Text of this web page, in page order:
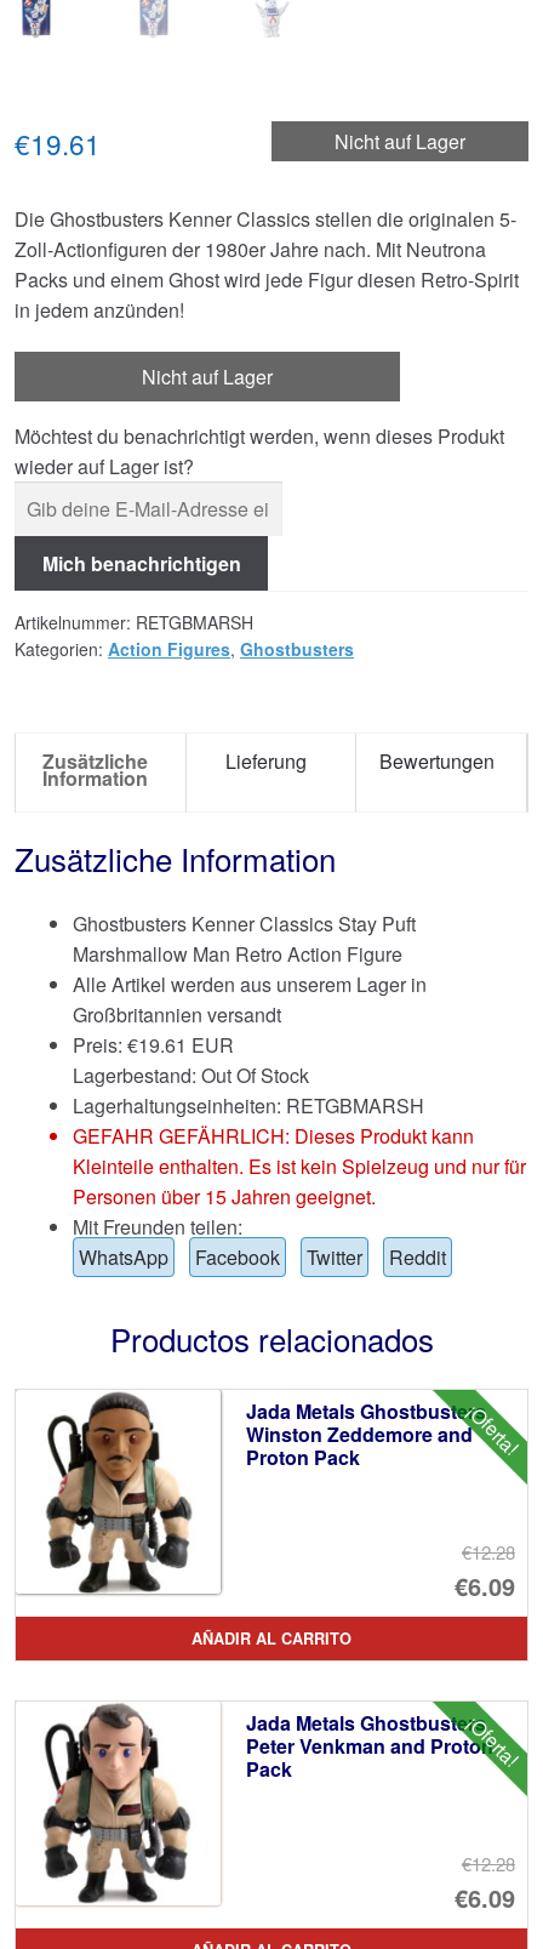
Nicht auf Lager
€19.61
Die Ghostbusters Kenner Classics stellen die originalen 5-
Zoll-Actionfiguren der 1980er Jahre nach. Mit Neutrona
Packs und einem Ghost wird jede Figur diesen Retro-Spirit
in jedem anzünden!
Nicht auf Lager
Möchtest du benachrichtigt werden, wenn dieses Produkt
wieder auf Lager ist?
Mich benachrichtigen
Artikelnummer: RETGBMARSH
Kategorien: Action Figures, Ghostbusters
Zusätzliche
Information
Lieferung Bewertungen
Zusätzliche Information
Ghostbusters Kenner Classics Stay Puft
Marshmallow Man Retro Action Figure
Alle Artikel werden aus unserem Lager in
Großbritannien versandt
Preis: €19.61 EUR
Lagerbestand: Out Of Stock
Lagerhaltungseinheiten: RETGBMARSH
GEFAHR GEFÄHRLICH: Dieses Produkt kann
Kleinteile enthalten. Es ist kein Spielzeug und nur für
Personen über 15 Jahren geeignet.
Mit Freunden teilen:
WhatsApp
Facebook Twitter Reddit
Productos relacionados
¡Oferta!
Jada Metals Ghostbusters
Winston Zeddemore and
Proton Pack
€12.28
El
€6.09
El
AÑADIR AL CARRITO
¡Oferta!
Jada Metals Ghostbusters
Peter Venkman and Proton
Pack
€12.28
El
€6.09
El